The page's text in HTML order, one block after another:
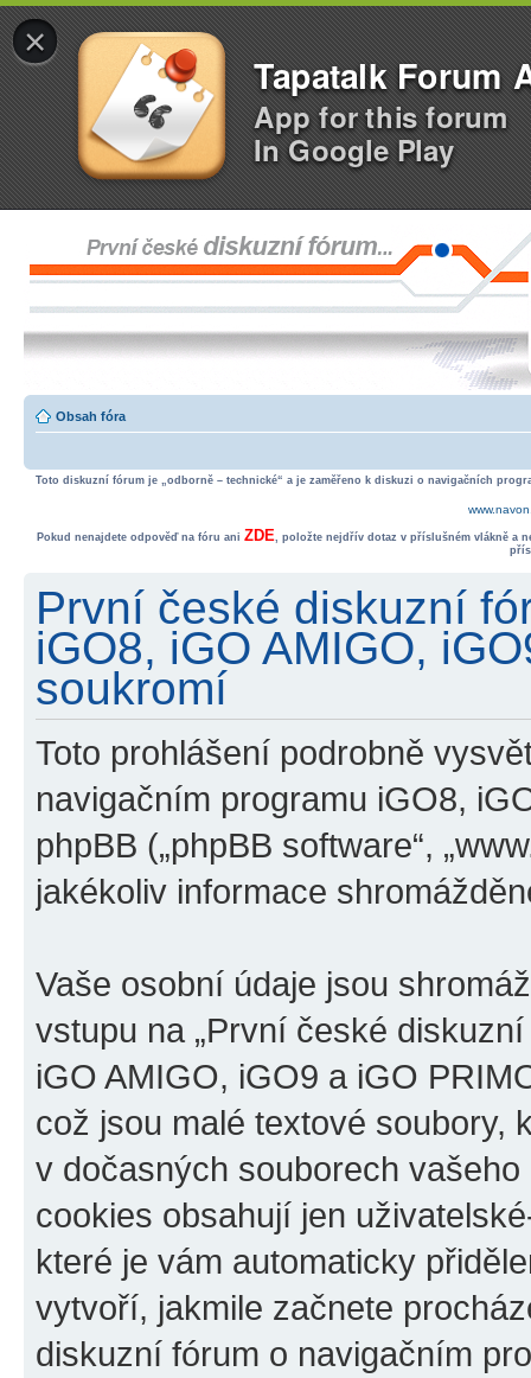
×
Tapatalk Forum
App for this forum
In Google Play
Obsah fóra
Toto diskuzní fórum je „odborně – technické“ a je zaměřeno k diskuzi o navigačních
Pokud nenajdete odpověď na fóru ani ZDE, položte nejdřív dotaz v příslušném vlákně a
První české diskuzní
iGO8, iGO AMIGO,
soukromí
Toto prohlášení podrobně
navigačním programu iGO8,
phpBB („phpBB software“,
jakékoliv informace
Vaše osobní údaje jsou
vstupu na „První české
iGO AMIGO, iGO9 a iGO
což jsou malé textové soubory,
v dočasných souborech
cookies obsahují jen
které je vám automaticky
vytvoří, jakmile začnete
diskuzní fórum o navigačním